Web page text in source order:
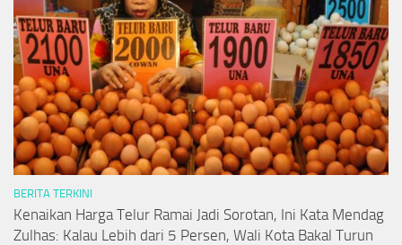
BERITA TERKINI
Kenaikan Harga Telur Ramai Jadi Sorotan, Ini Kata Mendag
Zulhas: Kalau Lebih dari 5 Persen, Wali Kota Bakal Turun